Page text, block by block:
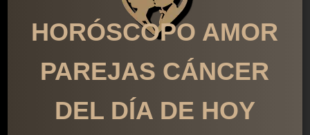
HORÓSCOPO AMOR
PAREJAS CÁNCER
DEL DÍA DE HOY